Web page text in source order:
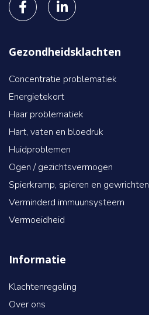
Gezondheidsklachten
Concentratie problematiek
Energietekort
Haar problematiek
Hart, vaten en bloedruk
Huidproblemen
Ogen / gezichtsvermogen
Spierkramp, spieren en gewrichten
Verminderd immuunsysteem
Vermoeidheid
Informatie
Klachtenregeling
Over ons